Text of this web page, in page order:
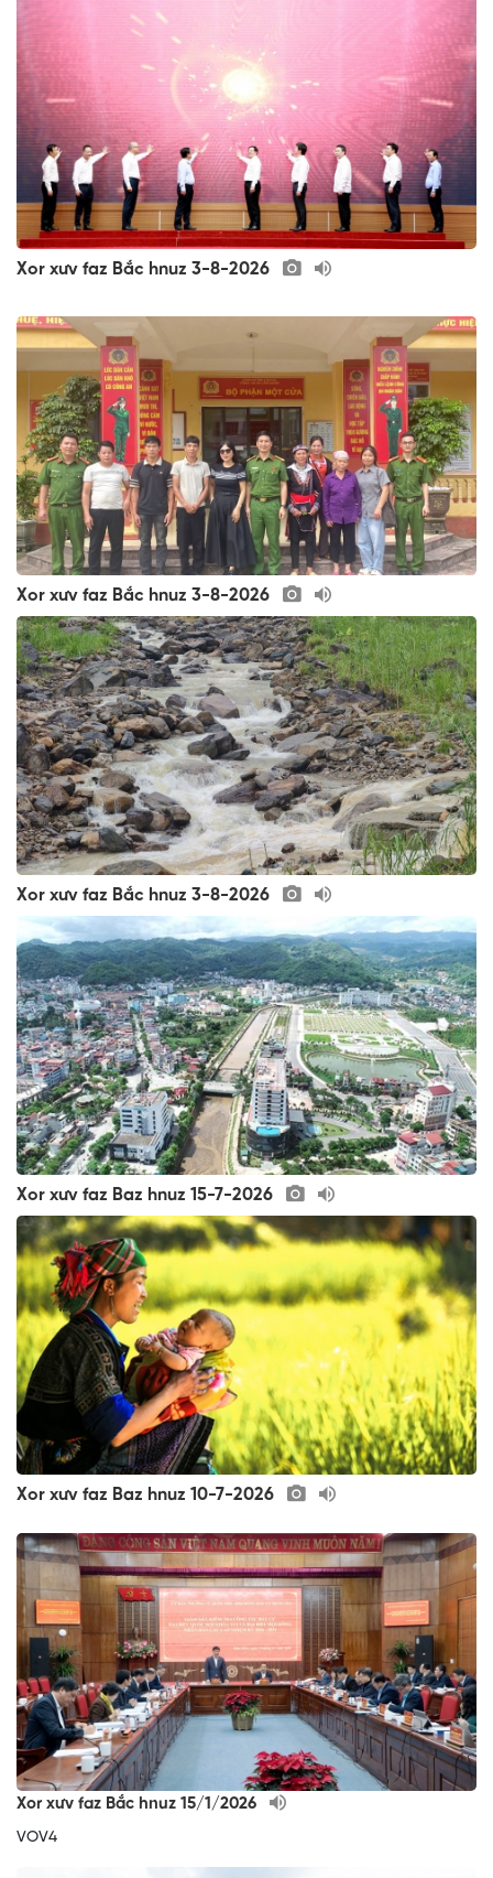
Xor xưv faz Bắc hnuz 3-8-2026
Xor xưv faz Bắc hnuz 3-8-2026
Xor xưv faz Bắc hnuz 3-8-2026
Xor xưv faz Baz hnuz 15-7-2026
Xor xưv faz Baz hnuz 10-7-2026
Xor xưv faz Bắc hnuz 15/1/2026
VOV4